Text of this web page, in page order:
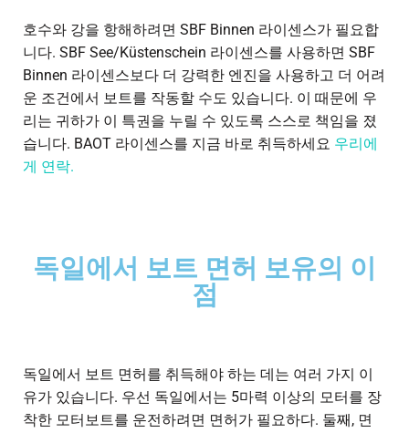
호수와 강을 항해하려면 SBF Binnen 라이센스가 필요합
니다. SBF See/Küstenschein 라이센스를 사용하면 SBF
Binnen 라이센스보다 더 강력한 엔진을 사용하고 더 어려
운 조건에서 보트를 작동할 수도 있습니다. 이 때문에 우
리는 귀하가 이 특권을 누릴 수 있도록 스스로 책임을 졌
습니다. BAOT 라이센스를 지금 바로 취득하세요 우리에
게 연락.
독일에서 보트 면허 보유의 이
점
독일에서 보트 면허를 취득해야 하는 데는 여러 가지 이
유가 있습니다. 우선 독일에서는 5마력 이상의 모터를 장
착한 모터보트를 운전하려면 면허가 필요하다. 둘째, 면